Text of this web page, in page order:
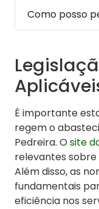
Como posso
É importante
regem o
Pedreira. O site
relevantes sobre
Além disso, as
fundamentais
eficiência nos